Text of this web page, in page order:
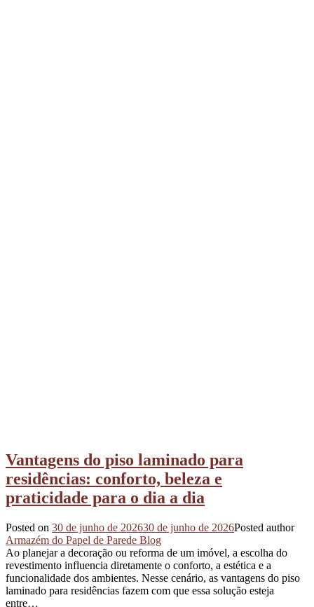
Vantagens do piso laminado para
residências: conforto, beleza e
praticidade para o dia a dia
Posted on 30 de junho de 202630 de junho de 2026Posted author
Armazém do Papel de Parede Blog
Ao planejar a decoração ou reforma de um imóvel, a escolha do
revestimento influencia diretamente o conforto, a estética e a
funcionalidade dos ambientes. Nesse cenário, as vantagens do piso
laminado para residências fazem com que essa solução esteja
entre…